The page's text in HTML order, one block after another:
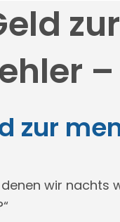
zur
wir nachts